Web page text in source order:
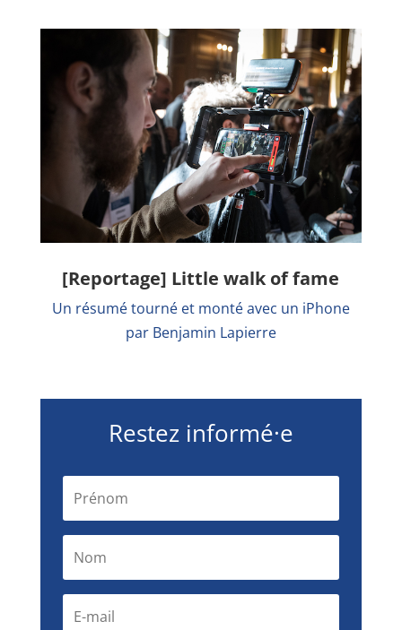
[Reportage] Little walk of fame
Un résumé tourné et monté avec un iPhone
par Benjamin Lapierre
Restez informé·e